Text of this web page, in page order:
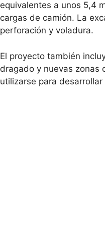
equivalentes a unos 5,4
cargas de camión. La
perforación y voladura.
El proyecto también
dragado y nuevas zonas
utilizarse para